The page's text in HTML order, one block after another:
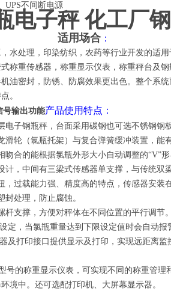
UPS不间断电源
瓶电子秤
适用场合 ：
水处理，印染纺织，农药等行业开发的适
称重传感器，称重显示仪表，称重秤台及
油密封，防锈、防腐效果更出色。整个系
。
号输出功能产品使用特点：
电子钢瓶秤，台面采用碳钢也可选不锈钢钢
轮（氯瓶托架）与复合弹簧缓冲装置，能
合的能根据氯瓶外形大小自动调整的“V”形
，中间有三梁式传感器单支撑，与传统双
过载能力强、精度高的特点，传感器安装
处理，防止腐蚀。
支撑，方便对秤体在不同位置的平行调节。
，当氯瓶重量达到下限设定值时会自动报
打印接口提供显示及打印，实现远距离监
的称重显示仪表，可实现不同的称重管理
境中。还可选配打印机、大屏幕显示器。